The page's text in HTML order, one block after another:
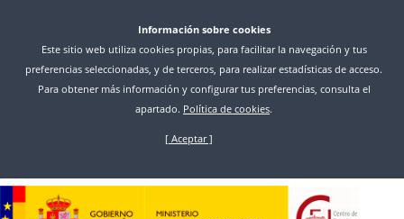
contido
Información sobre cookies
Este sitio web utiliza cookies propias, para facilitar la navegación y tus
preferencias seleccionadas, y de terceros, para realizar estadísticas de acceso.
Para obtener más información y configurar tus preferencias, consulta el
apartado. Política de cookies.
[ Aceptar ]
CONVOCADAS PLAZAS PARA TUTORIZAR LAS PRÁCTICAS DEL CURSO
SELECTIVO DE LA 47ª PROMOCIÓN DEL CUERPO DE LETRADOS DE LA